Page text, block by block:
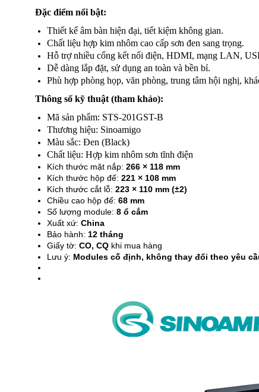
Đặc điểm nổi bật:
Thiết kế âm bàn hiện đại, tiết kiệm không gian.
Chất liệu hợp kim nhôm cao cấp sơn đen sang trọng.
Hỗ trợ nhiều cổng kết nối điện, HDMI, mạng LAN,
Dễ dàng lắp đặt, sử dụng an toàn và bền bỉ.
Phù hợp phòng họp, văn phòng, trung tâm hội nghị,
Thông số kỹ thuật (tham khảo):
Mã sản phẩm: STS-201GST-B
Thương hiệu: Sinoamigo
Màu sắc: Đen (Black)
Chất liệu: Hợp kim nhôm sơn tĩnh điện
Kích thước mặt nắp: 266 × 118 mm
Kích thước hộp đế: 221 × 108 mm
Kích thước cắt lỗ: 223 × 110 mm (±2)
Chiều cao hộp đế: 68 mm
Số lượng module: 8 ổ cắm
Xuất xứ: China
Bảo hành: 12 tháng
Giấy tờ: CO, CQ khi mua hàng
Lưu ý: Modules cố định, không thay đổi theo yêu